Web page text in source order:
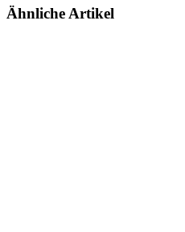
Ähnliche Artikel